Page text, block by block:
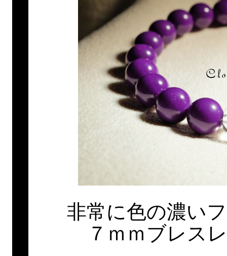
非常に色の濃い
７ｍｍブレス